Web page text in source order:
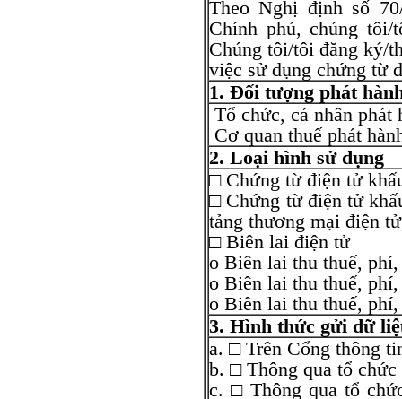
Theo Nghị định số
Chính phủ, chúng
Chúng tôi/tôi đăng ký/
việc sử dụng chứng từ
1. Đối tượng phát
Tổ chức, cá nhân phát
Cơ quan thuế phát
2. Loại hình sử dụng
□ Chứng từ điện tử
□ Chứng từ điện tử
tảng thương mại điện
□ Biên lai điện tử
o Biên lai thu thuế,
o Biên lai thu thuế,
o Biên lai thu thuế,
3. Hình thức gửi dữ
a. □ Trên Cổng thông
b. □ Thông qua tổ
c. □ Thông qua tổ